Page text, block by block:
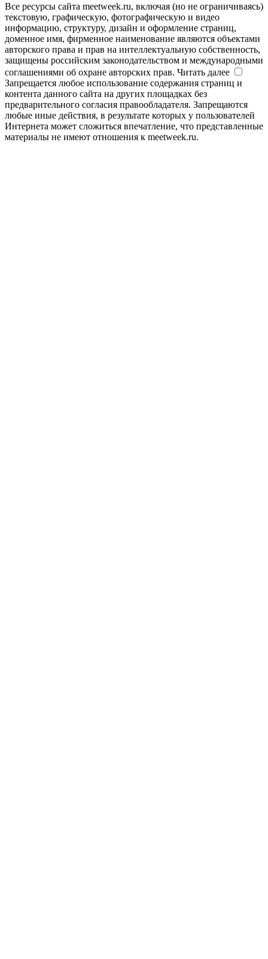
Все ресурсы сайта meetweek.ru, включая (но не ограничиваясь)
текстовую, графическую, фотографическую и видео
информацию, структуру, дизайн и оформление страниц,
доменное имя, фирменное наименование являются объектами
авторского права и прав на интеллектуальную собственность,
защищены российским законодательством и международными
соглашениями об охране авторских прав. Читать далее
Запрещается любое использование содержания страниц и
контента данного сайта на других площадках без
предварительного согласия правообладателя. Запрещаются
любые иные действия, в результате которых у пользователей
Интернета может сложиться впечатление, что представленные
материалы не имеют отношения к meetweek.ru.